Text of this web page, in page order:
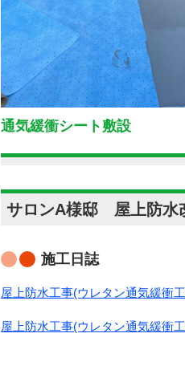
通気緩衝シート敷設
サロンA様邸 屋上防水
施工日誌
屋上防水工事(ウレタン通気緩
屋上防水工事(ウレタン通気緩